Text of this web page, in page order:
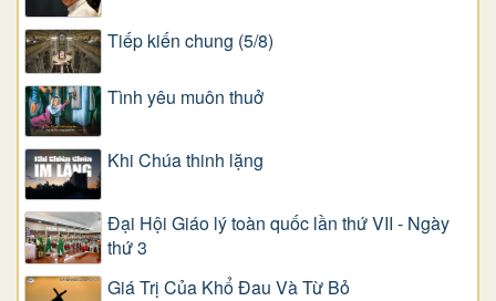
Tiếp kiến chung (5/8)
Tình yêu muôn thuở
Khi Chúa thinh lặng
Đại Hội Giáo lý toàn quốc lần thứ VII - Ngày
thứ 3
Giá Trị Của Khổ Ðau Và Từ Bỏ